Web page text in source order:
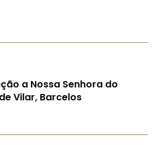
a Nossa Senhora do
Vilar, Barcelos